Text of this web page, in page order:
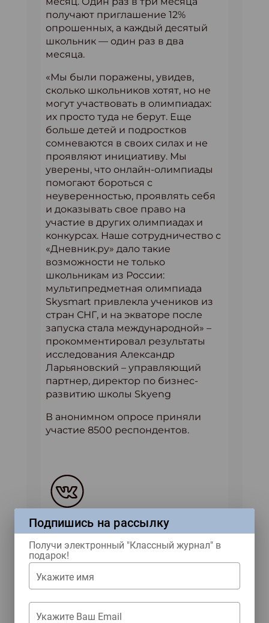
получают приглашение 12%
опрошенных, а каждый десятый
школьник — один раз в два
месяца.
«Мы были поражены, увидев,
сколько школьников хотят, но не
могут участвовать в олимпиадах:
их просто туда не берут. Еще
больше детей и подростков
сомневаются в своих силах и не
проявляют инициативу. Мы
уверены, что онлайн-олимпиады
помогают бороться с
неуверенностью, проявлять себя
и доказывать свое право на
участие в других олимпиадах и
конкурсах. Наше сотрудничество с
«Дневник.ру» дало такие
возможности не только
школьникам из России:
мультипредметная олимпиада
Skysmart привлекла учеников из
стран СНГ, и на экваторе после
запуска стала международной» –
прокомментировал результаты
исследования Александр
Ларьяновский – управляющий
партнер, директор по бизнес-
развитию школы Skyeng
В анонимном опросе приняли
участие 8500 респондентов.
Ждем тебя в наших соцсетях!
Купить журнал
ЖУРНАЛЫ
Подпишись на рассылку
Получи электронный "Классный журнал" в
подарок!
Укажите имя
Укажите Ваш Email